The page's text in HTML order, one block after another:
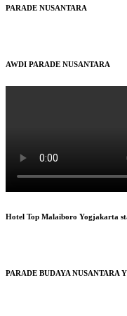
PARADE NUSANTARA
AWDI PARADE NUSANTARA
Hotel Top Malaiboro Yogjakarta
PARADE BUDAYA NUSANTARA